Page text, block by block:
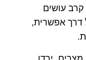
קרב עושים
דרך אפשרית,